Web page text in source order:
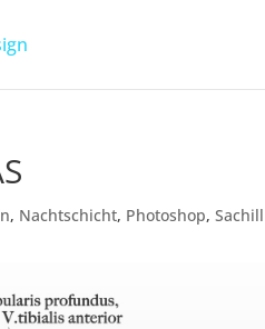
, Nachtschicht, Photoshop,